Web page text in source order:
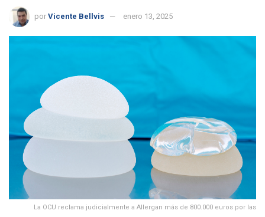
por Vicente Bellvis enero 13, 2025
La OCU reclama judicialmente a Allergan más de 800.000 euros por las